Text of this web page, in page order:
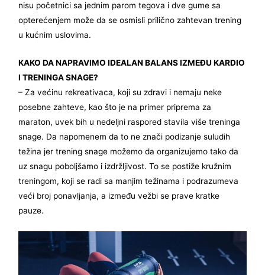
nisu početnici sa jednim parom tegova i dve gume sa
opterećenjem može da se osmisli prilično zahtevan trening
u kućnim uslovima.
KAKO DA NAPRAVIMO IDEALAN BALANS IZMEĐU KARDIO
I TRENINGA SNAGE?
– Za većinu rekreativaca, koji su zdravi i nemaju neke
posebne zahteve, kao što je na primer priprema za
maraton, uvek bih u nedeljni raspored stavila više treninga
snage. Da napomenem da to ne znači podizanje suludih
težina jer trening snage možemo da organizujemo tako da
uz snagu poboljšamo i izdržljivost. To se postiže kružnim
treningom, koji se radi sa manjim težinama i podrazumeva
veći broj ponavljanja, a između vežbi se prave kratke
pauze.